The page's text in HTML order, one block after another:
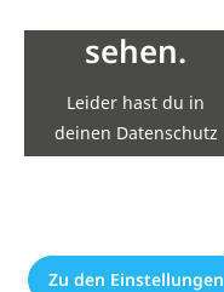
erlaubt.
Zu den Einstellungen
sehen.
Leider hast du in
deinen Datenschutz
Einstellungen die
Zu den Einstellungen